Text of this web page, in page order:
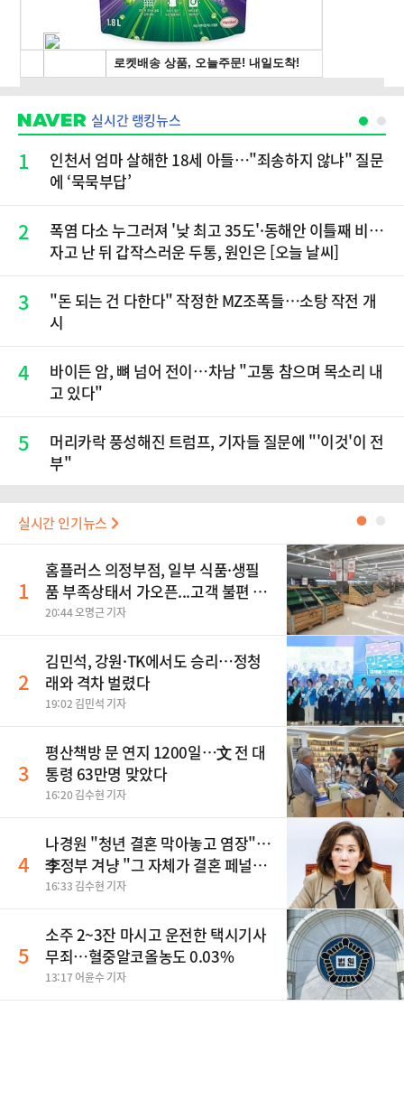
실시간 랭킹뉴스
1
인천서 엄마 살해한 18세 아들…"죄송하지 않냐" 질문
에 ‘묵묵부답’
2
폭염 다소 누그러져 '낮 최고 35도'·동해안 이틀째 비…
자고 난 뒤 갑작스러운 두통, 원인은 [오늘 날씨]
3
"돈 되는 건 다한다" 작정한 MZ조폭들…소탕 작전 개
시
4
바이든 암, 뼈 넘어 전이…차남 "고통 참으며 목소리 내
고 있다"
5
머리카락 풍성해진 트럼프, 기자들 질문에 "'이것'이 전
부"
실시간 인기뉴스 ●
1
홈플러스 의정부점, 일부 식품·생필
품 부족상태서 가오픈...고객 불편 가
중
20:44 오명근 기자
2
김민석, 강원·TK에서도 승리…정청
래와 격차 벌렸다
19:02 김민석 기자
3
평산책방 문 연지 1200일…文 전 대
통령 63만명 맞았다
16:20 김수현 기자
4
나경원 "청년 결혼 막아놓고 염장"…
李정부 겨냥 "그 자체가 결혼 페널
티"
16:33 김수현 기자
5
소주 2~3잔 마시고 운전한 택시기사
무죄…혈중알코올농도 0.03%
13:17 어윤수 기자